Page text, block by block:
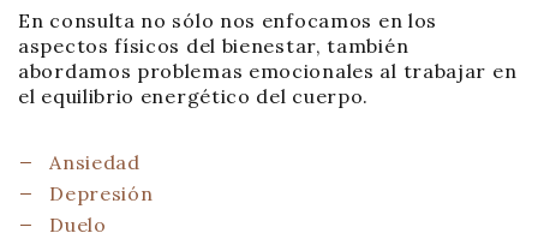
En consulta no sólo nos enfocamos en los
aspectos físicos del bienestar, también
abordamos problemas emocionales al trabajar en
el equilibrio energético del cuerpo.
Ansiedad
Depresión
Duelo